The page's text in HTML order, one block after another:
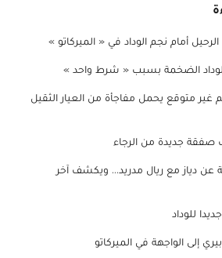
أمام نجم الوداد في « الميركاتو »
الضخمة بسبب « شرط واحد »
غير متوقع يحمل مفاجأة من العيار الثقيل
صفقة جديدة من الرجاء
عن دياز مع ريال مدريد... ويكشف آخر
للوداد
إلى الواجهة في الميركاتو